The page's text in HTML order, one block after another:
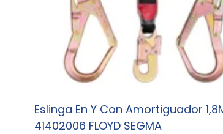
Eslinga En Y Con Amortiguador
41402006 FLOYD SEGMA